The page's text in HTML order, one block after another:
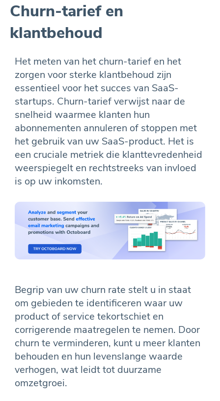
Churn-tarief en
klantbehoud
Het meten van het churn-tarief en het
zorgen voor sterke klantbehoud zijn
essentieel voor het succes van SaaS-
startups. Churn-tarief verwijst naar de
snelheid waarmee klanten hun
abonnementen annuleren of stoppen met
het gebruik van uw SaaS-product. Het is
een cruciale metriek die klanttevredenheid
weerspiegelt en rechtstreeks van invloed
is op uw inkomsten.
Begrip van uw churn rate stelt u in staat
om gebieden te identificeren waar uw
product of service tekortschiet en
corrigerende maatregelen te nemen. Door
churn te verminderen, kunt u meer klanten
behouden en hun levenslange waarde
verhogen, wat leidt tot duurzame
omzetgroei.